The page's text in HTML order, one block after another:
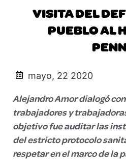
VISITA DEL
PUEBLO AL
mayo, 22 2020
Alejandro Amor dialogó
trabajadores y
objetivo fue auditar las
del estricto protocolo
respetar en el marco de la